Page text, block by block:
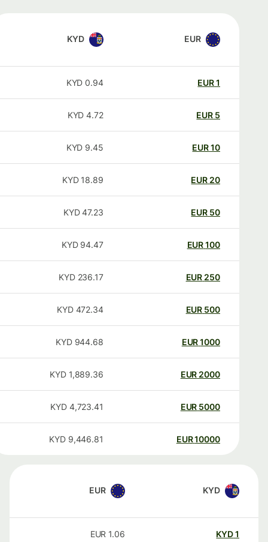
EUR
KYD
EUR
0.94
KYD
EUR
4.72
KYD
EUR
9.45
KYD
20
EUR
18.89
KYD
50
EUR
47.23
KYD
100
EUR
94.47
KYD
250
EUR
236.17
KYD
500
EUR
472.34
KYD
1000
EUR
944.68
KYD
2000
EUR
1,889.36
KYD
5000
EUR
4,723.41
KYD
10000
EUR
9,446.81
KYD
KYD
EUR
KYD
1.06
EUR